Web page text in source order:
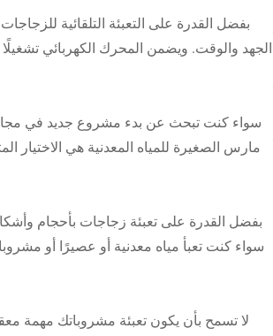
بفضل القدرة على التعبئة التلقائية
الجهد والوقت. ويضمن المحرك الكهربائي
سواء كنت تبحث عن بدء مشروع جديد في مجال
مارس الصغيرة للمياه المعدنية هي
بفضل القدرة على تعبئة زجاجات بأحجام
سواء كنت تعبأ مياه معدنية أو عصيرًا أو
لا تسمح بأن يكون تعبئة مشروباتك مهمة